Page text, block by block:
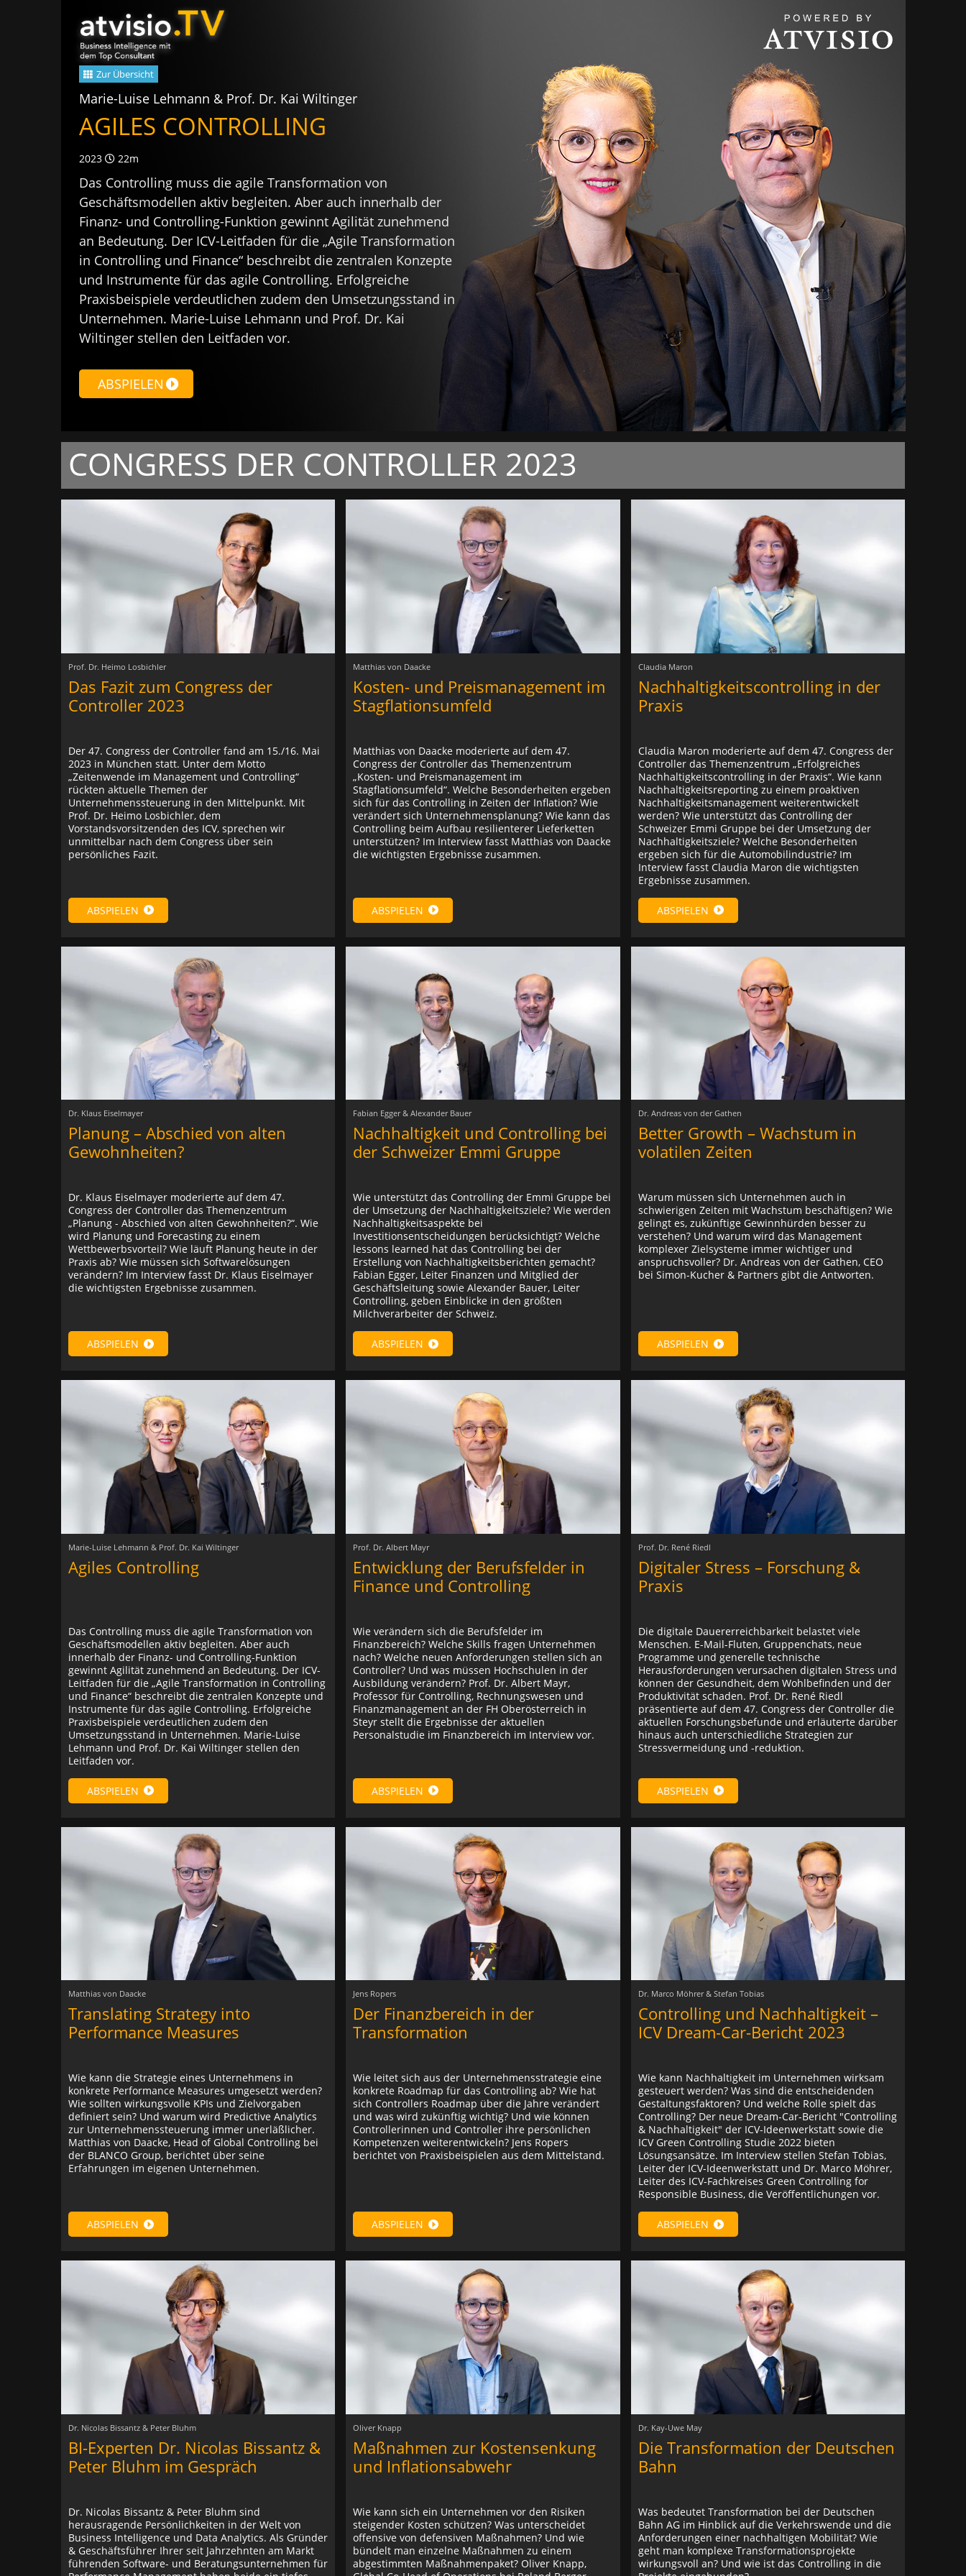
Zur Übersicht
Marie-Luise Lehmann & Prof. Dr. Kai Wiltinger
AGILES CONTROLLING
2023 22m
Das Controlling muss die agile Transformation von
Geschäftsmodellen aktiv begleiten. Aber auch innerhalb der
Finanz- und Controlling-Funktion gewinnt Agilität zunehmend
an Bedeutung. Der ICV-Leitfaden für die „Agile Transformation
in Controlling und Finance“ beschreibt die zentralen Konzepte
und Instrumente für das agile Controlling. Erfolgreiche
Praxisbeispiele verdeutlichen zudem den Umsetzungsstand in
Unternehmen. Marie-Luise Lehmann und Prof. Dr. Kai
Wiltinger stellen den Leitfaden vor.
ABSPIELEN
CONGRESS DER CONTROLLER 2023
Prof. Dr. Heimo Losbichler
Das Fazit zum Congress der
Controller 2023
Der 47. Congress der Controller fand am 15./16. Mai
2023 in München statt. Unter dem Motto
„Zeitenwende im Management und Controlling“
rückten aktuelle Themen der
Unternehmenssteuerung in den Mittelpunkt. Mit
Prof. Dr. Heimo Losbichler, dem
Vorstandsvorsitzenden des ICV, sprechen wir
unmittelbar nach dem Congress über sein
persönliches Fazit.
ABSPIELEN
Matthias von Daacke
Kosten- und Preismanagement im
Stagflationsumfeld
Matthias von Daacke moderierte auf dem 47.
Congress der Controller das Themenzentrum
„Kosten- und Preismanagement im
Stagflationsumfeld“. Welche Besonderheiten ergeben
sich für das Controlling in Zeiten der Inflation? Wie
verändert sich Unternehmensplanung? Wie kann das
Controlling beim Aufbau resilienterer Lieferketten
unterstützen? Im Interview fasst Matthias von Daacke
die wichtigsten Ergebnisse zusammen.
ABSPIELEN
Claudia Maron
Nachhaltigkeitscontrolling in der
Praxis
Claudia Maron moderierte auf dem 47. Congress der
Controller das Themenzentrum „Erfolgreiches
Nachhaltigkeitscontrolling in der Praxis“. Wie kann
Nachhaltigkeitsreporting zu einem proaktiven
Nachhaltigkeitsmanagement weiterentwickelt
werden? Wie unterstützt das Controlling der
Schweizer Emmi Gruppe bei der Umsetzung der
Nachhaltigkeitsziele? Welche Besonderheiten
ergeben sich für die Automobilindustrie? Im
Interview fasst Claudia Maron die wichtigsten
Ergebnisse zusammen.
ABSPIELEN
Dr. Klaus Eiselmayer
Planung – Abschied von alten
Gewohnheiten?
Dr. Klaus Eiselmayer moderierte auf dem 47.
Congress der Controller das Themenzentrum
„Planung - Abschied von alten Gewohnheiten?“. Wie
wird Planung und Forecasting zu einem
Wettbewerbsvorteil? Wie läuft Planung heute in der
Praxis ab? Wie müssen sich Softwarelösungen
verändern? Im Interview fasst Dr. Klaus Eiselmayer
die wichtigsten Ergebnisse zusammen.
ABSPIELEN
Fabian Egger & Alexander Bauer
Nachhaltigkeit und Controlling bei
der Schweizer Emmi Gruppe
Wie unterstützt das Controlling der Emmi Gruppe bei
der Umsetzung der Nachhaltigkeitsziele? Wie werden
Nachhaltigkeitsaspekte bei
Investitionsentscheidungen berücksichtigt? Welche
lessons learned hat das Controlling bei der
Erstellung von Nachhaltigkeitsberichten gemacht?
Fabian Egger, Leiter Finanzen und Mitglied der
Geschäftsleitung sowie Alexander Bauer, Leiter
Controlling, geben Einblicke in den größten
Milchverarbeiter der Schweiz.
ABSPIELEN
Dr. Andreas von der Gathen
Better Growth – Wachstum in
volatilen Zeiten
Warum müssen sich Unternehmen auch in
schwierigen Zeiten mit Wachstum beschäftigen? Wie
gelingt es, zukünftige Gewinnhürden besser zu
verstehen? Und warum wird das Management
komplexer Zielsysteme immer wichtiger und
anspruchsvoller? Dr. Andreas von der Gathen, CEO
bei Simon-Kucher & Partners gibt die Antworten.
ABSPIELEN
Marie-Luise Lehmann & Prof. Dr. Kai Wiltinger
Agiles Controlling
Das Controlling muss die agile Transformation von
Geschäftsmodellen aktiv begleiten. Aber auch
innerhalb der Finanz- und Controlling-Funktion
gewinnt Agilität zunehmend an Bedeutung. Der ICV-
Leitfaden für die „Agile Transformation in Controlling
und Finance“ beschreibt die zentralen Konzepte und
Instrumente für das agile Controlling. Erfolgreiche
Praxisbeispiele verdeutlichen zudem den
Umsetzungsstand in Unternehmen. Marie-Luise
Lehmann und Prof. Dr. Kai Wiltinger stellen den
Leitfaden vor.
ABSPIELEN
Prof. Dr. Albert Mayr
Entwicklung der Berufsfelder in
Finance und Controlling
Wie verändern sich die Berufsfelder im
Finanzbereich? Welche Skills fragen Unternehmen
nach? Welche neuen Anforderungen stellen sich an
Controller? Und was müssen Hochschulen in der
Ausbildung verändern? Prof. Dr. Albert Mayr,
Professor für Controlling, Rechnungswesen und
Finanzmanagement an der FH Oberösterreich in
Steyr stellt die Ergebnisse der aktuellen
Personalstudie im Finanzbereich im Interview vor.
ABSPIELEN
Prof. Dr. René Riedl
Digitaler Stress – Forschung &
Praxis
Die digitale Dauererreichbarkeit belastet viele
Menschen. E-Mail-Fluten, Gruppenchats, neue
Programme und generelle technische
Herausforderungen verursachen digitalen Stress und
können der Gesundheit, dem Wohlbefinden und der
Produktivität schaden. Prof. Dr. René Riedl
präsentierte auf dem 47. Congress der Controller die
aktuellen Forschungsbefunde und erläuterte darüber
hinaus auch unterschiedliche Strategien zur
Stressvermeidung und -reduktion.
ABSPIELEN
Matthias von Daacke
Translating Strategy into
Performance Measures
Wie kann die Strategie eines Unternehmens in
konkrete Performance Measures umgesetzt werden?
Wie sollten wirkungsvolle KPIs und Zielvorgaben
definiert sein? Und warum wird Predictive Analytics
zur Unternehmenssteuerung immer unerläßlicher.
Matthias von Daacke, Head of Global Controlling bei
der BLANCO Group, berichtet über seine
Erfahrungen im eigenen Unternehmen.
ABSPIELEN
Jens Ropers
Der Finanzbereich in der
Transformation
Wie leitet sich aus der Unternehmensstrategie eine
konkrete Roadmap für das Controlling ab? Wie hat
sich Controllers Roadmap über die Jahre verändert
und was wird zukünftig wichtig? Und wie können
Controllerinnen und Controller ihre persönlichen
Kompetenzen weiterentwickeln? Jens Ropers
berichtet von Praxisbeispielen aus dem Mittelstand.
ABSPIELEN
Dr. Marco Möhrer & Stefan Tobias
Controlling und Nachhaltigkeit –
ICV Dream-Car-Bericht 2023
Wie kann Nachhaltigkeit im Unternehmen wirksam
gesteuert werden? Was sind die entscheidenden
Gestaltungsfaktoren? Und welche Rolle spielt das
Controlling? Der neue Dream-Car-Bericht "Controlling
& Nachhaltigkeit" der ICV-Ideenwerkstatt sowie die
ICV Green Controlling Studie 2022 bieten
Lösungsansätze. Im Interview stellen Stefan Tobias,
Leiter der ICV-Ideenwerkstatt und Dr. Marco Möhrer,
Leiter des ICV-Fachkreises Green Controlling for
Responsible Business, die Veröffentlichungen vor.
ABSPIELEN
Dr. Nicolas Bissantz & Peter Bluhm
BI-Experten Dr. Nicolas Bissantz &
Peter Bluhm im Gespräch
Dr. Nicolas Bissantz & Peter Bluhm sind
herausragende Persönlichkeiten in der Welt von
Business Intelligence und Data Analytics. Als Gründer
& Geschäftsführer Ihrer seit Jahrzehnten am Markt
führenden Software- und Beratungsunternehmen für
Oliver Knapp
Maßnahmen zur Kostensenkung
und Inflationsabwehr
Wie kann sich ein Unternehmen vor den Risiken
steigender Kosten schützen? Was unterscheidet
offensive von defensiven Maßnahmen? Und wie
bündelt man einzelne Maßnahmen zu einem
abgestimmten Maßnahmenpaket? Oliver Knapp,
Dr. Kay-Uwe May
Die Transformation der Deutschen
Bahn
Was bedeutet Transformation bei der Deutschen
Bahn AG im Hinblick auf die Verkehrswende und die
Anforderungen einer nachhaltigen Mobilität? Wie
geht man komplexe Transformationsprojekte
wirkungsvoll an? Und wie ist das Controlling in die